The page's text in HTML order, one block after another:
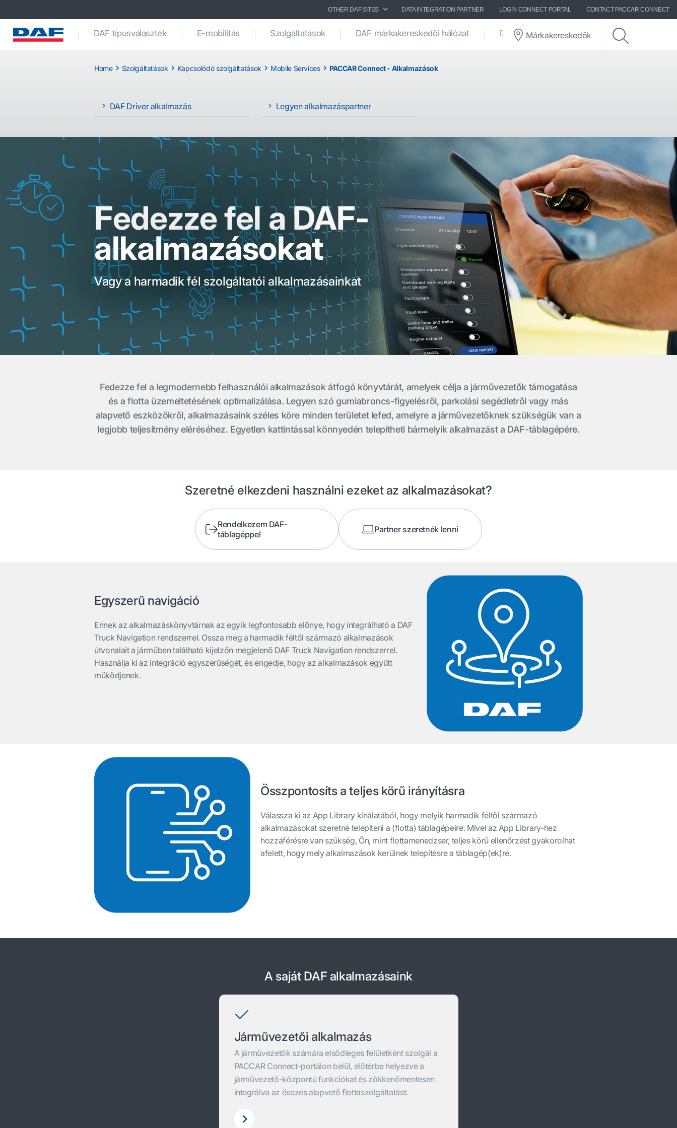
OTHER DAF SITES DATA INTEGRATION PARTNER LOGIN CONNECT PORTAL CONTACT PACCAR CONNECT
DAF típusválaszték E-mobilitás Szolgáltatások DAF márkakereskedői hálózat DAF-történetek
Márkakereskedők
Home Szolgáltatások Kapcsolódó szolgáltatások Mobile Services PACCAR Connect - Alkalmazások
DAF Driver alkalmazás Legyen alkalmazáspartner
Fedezze fel a DAF-
alkalmazásokat
Vagy a harmadik fél szolgáltatói alkalmazásainkat
Fedezze fel a legmodernebb felhasználói alkalmazások átfogó könyvtárát, amelyek célja a járművezetők támogatása
és a flotta üzemeltetésének optimalizálása. Legyen szó gumiabroncs-figyelésről, parkolási segédletről vagy más
alapvető eszközökről, alkalmazásaink széles köre minden területet lefed, amelyre a járművezetőknek szükségük van a
legjobb teljesítmény eléréséhez. Egyetlen kattintással könnyedén telepítheti bármelyik alkalmazást a DAF-táblagépére.
Szeretné elkezdeni használni ezeket az alkalmazásokat?
Rendelkezem DAF-
táblagéppel
Partner szeretnék lenni
Egyszerű navigáció
Ennek az alkalmazáskönyvtárnak az egyik legfontosabb előnye, hogy integrálható a DAF
Truck Navigation rendszerrel. Ossza meg a harmadik féltől származó alkalmazások
útvonalait a járműben található kijelzőn megjelenő DAF Truck Navigation rendszerrel.
Használja ki az integráció egyszerűségét, és engedje, hogy az alkalmazások együtt
működjenek.
Összpontosíts a teljes körű irányításra
Válassza ki az App Library kínálatából, hogy melyik harmadik féltől származó
alkalmazásokat szeretné telepíteni a (flotta) táblagépeire. Mivel az App Library-hez
hozzáférésre van szükség, Ön, mint flottamenedzser, teljes körű ellenőrzést gyakorolhat
afelett, hogy mely alkalmazások kerülnek telepítésre a táblagép(ek)re.
A saját DAF alkalmazásaink
Járművezetői alkalmazás
A járművezetők számára elsődleges felületként szolgál a
PACCAR Connect-portálon belül, előtérbe helyezve a
járművezető-központú funkciókat és zökkenőmentesen
integrálva az összes alapvető flottaszolgáltatást.